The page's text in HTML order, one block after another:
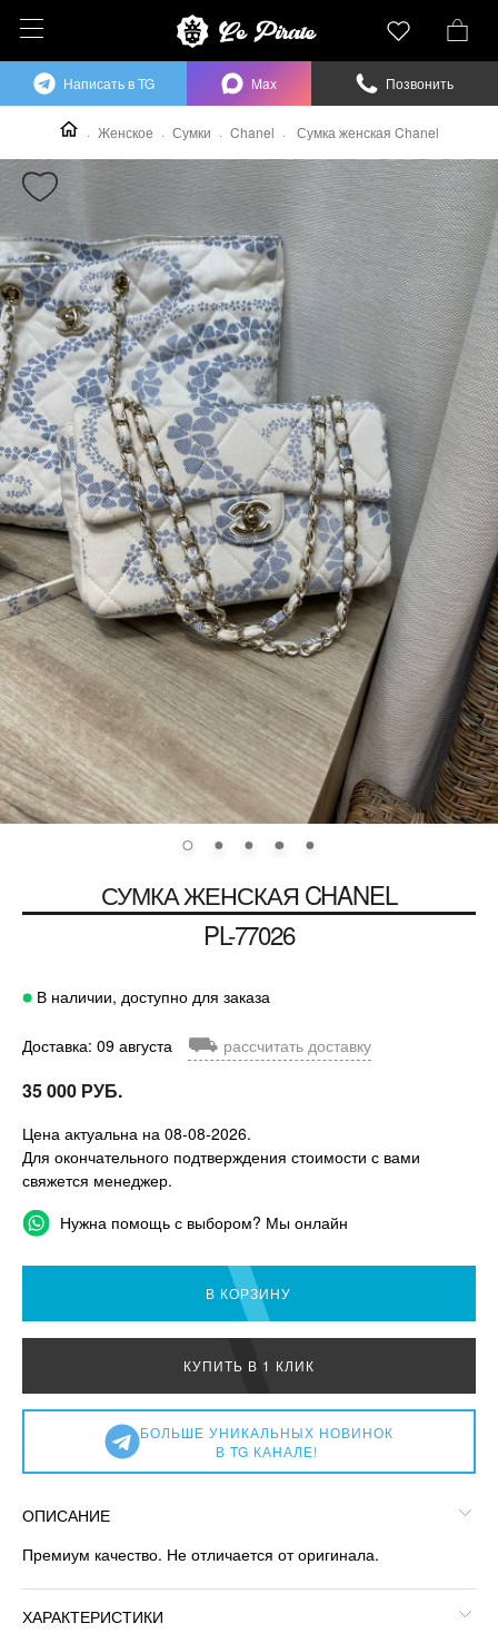
Женское Сумки Chanel Сумка женская Chanel
СУМКА ЖЕНСКАЯ CHANEL
PL-77026
В наличии, доступно для заказа
Доставка: 09 августа ⛟ рассчитать доставку
35 000 РУБ.
Цена актуальна на 08-08-2026.
Для окончательного подтверждения стоимости с вами
свяжется менеджер.
Нужна помощь с выбором? Мы онлайн
В КОРЗИНУ
КУПИТЬ В 1 КЛИК
БОЛЬШЕ УНИКАЛЬНЫХ НОВИНОК
В TG КАНАЛЕ!
ОПИСАНИЕ
Премиум качество. Не отличается от оригинала.
ХАРАКТЕРИСТИКИ
Написать в TG Max Позвонить